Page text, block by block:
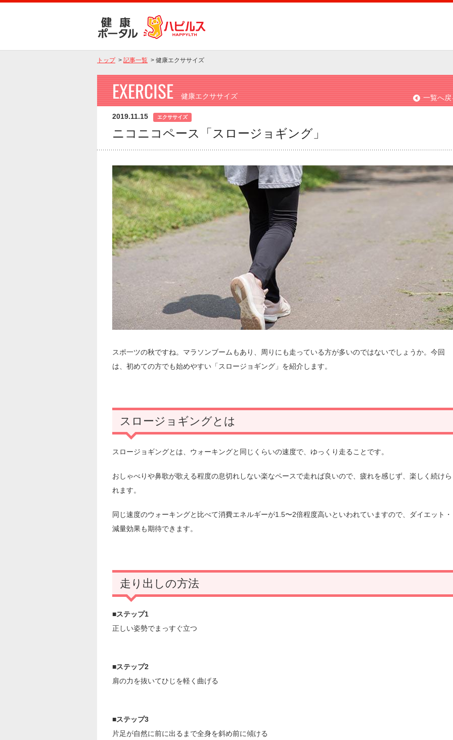
トップ > 記事一覧 > 健康エクササイズ
EXERCISE 健康エクササイズ 一覧へ戻
2019.11.15 エクササイズ
ニコニコペース「スロージョギング」
スポ一ツの秋ですね。マラソンブームもあり、周りにも走っている方が多いのではないでしょうか。今回
は、初めての方でも始めやすい「スロージョギング」を紹介します。
スロージョギングとは
スロージョギングとは、ウォーキングと同じくらいの速度で、ゆっくり走ることです。
おしゃべりや鼻歌が歌える程度の息切れしない楽なペースで走れば良いので、疲れを感じず、楽しく続けら
れます。
同じ速度のウォーキングと比べて消費エネルギーが1.5〜2倍程度高いといわれていますので、ダイエット・
減量効果も期待できます。
走り出しの方法
■ステップ1
正しい姿勢でまっすぐ立つ
■ステップ2
肩の力を抜いてひじを軽く曲げる
■ステップ3
片足が自然に前に出るまで全身を斜め前に傾ける